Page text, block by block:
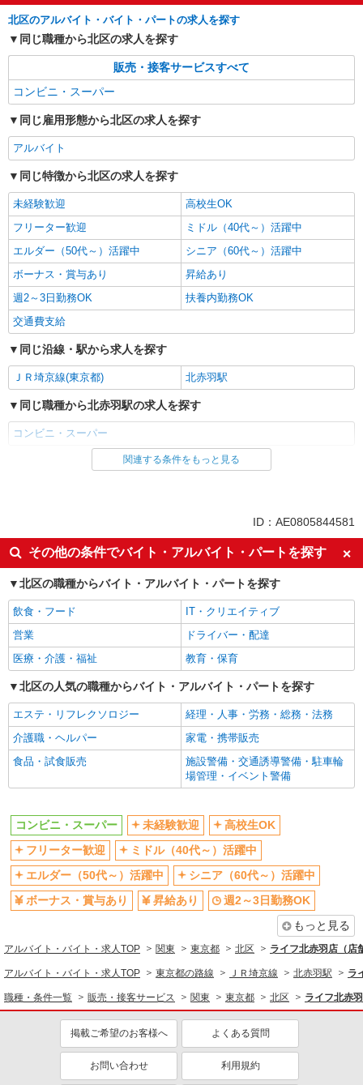
北区のアルバイト・バイト・パートの求人を探す
同じ職種から北区の求人を探す
販売・接客サービスすべて
コンビニ・スーパー
同じ雇用形態から北区の求人を探す
アルバイト
同じ特徴から北区の求人を探す
未経験歓迎
高校生OK
フリーター歓迎
ミドル（40代～）活躍中
エルダー（50代～）活躍中
シニア（60代～）活躍中
ボーナス・賞与あり
昇給あり
週2～3日勤務OK
扶養内勤務OK
交通費支給
同じ沿線・駅から求人を探す
ＪＲ埼京線(東京都) 北赤羽駅
同じ職種から北赤羽駅の求人を探す
コンビニ・スーパー
同じ雇用形態から北赤羽駅の求人を探す
未経験歓迎
高校生OK
フリーター歓迎
ミドル（40代～）活躍中
エルダー（50代～）活躍中
シニア（60代～）活躍中
ボーナス・賞与あり
昇給あり
週2～3日勤務OK
扶養内勤務OK
交通費支給
同じ職種から求人を探す
販売・接客サービス
コンビニ・スーパー
ミドル（40代～）活躍中
ボーナス・賞与あり
週2～3日勤務OK
扶養内勤務OK
交通費支給
関連する条件をもっと見る
ID：AE0805844581
その他の条件でバイト・アルバイト・パートを探す
北区の職種からバイト・アルバイト・パートを探す
飲食・フード
IT・クリエイティブ
営業
ドライバー・配達
医療・介護・福祉
教育・保育
北区の人気の職種からバイト・アルバイト・パートを探す
エステ・リフレクソロジー
経理・人事・労務・総務・法務
介護職・ヘルパー
家電・携帯販売
食品・試食販売
施設警備・交通誘導警備・駐車輪
場管理・イベント警備
コンビニ・スーパー 未経験歓迎
高校生OK
フリーター歓迎
ミドル（40代～）活躍中
エルダー（50代～）活躍中
シニア（60代～）活躍中
ボーナス・賞与あり
昇給あり
週2～3日勤務OK
もっと見る
アルバイト・バイト・求人TOP 関東 東京都 北区 ライフ北赤羽店（店
アルバイト・バイト・求人TOP 東京都の路線 ＪＲ埼京線 北赤羽駅 ラ
職種・条件一覧 販売・接客サービス 関東 東京都 北区 ライフ北赤
掲載ご希望のお客様へ よくある質問
お問い合わせ 利用規約